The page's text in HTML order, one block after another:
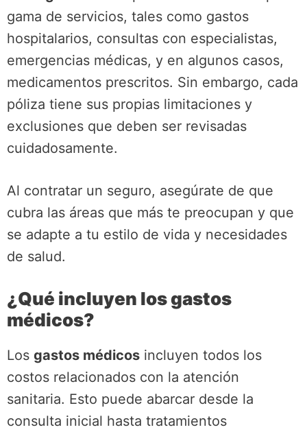
gama de servicios, tales como gastos
hospitalarios, consultas con especialistas,
emergencias médicas, y en algunos casos,
medicamentos prescritos. Sin embargo, cada
póliza tiene sus propias limitaciones y
exclusiones que deben ser revisadas
cuidadosamente.
Al contratar un seguro, asegúrate de que
cubra las áreas que más te preocupan y que
se adapte a tu estilo de vida y necesidades
de salud.
¿Qué incluyen los gastos
médicos?
Los gastos médicos incluyen todos los
costos relacionados con la atención
sanitaria. Esto puede abarcar desde la
consulta inicial hasta tratamientos